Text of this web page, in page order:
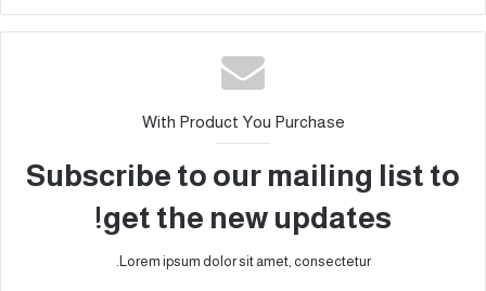
With Product You Purchase
Subscribe to our mailing list to
get the new updates!
Lorem ipsum dolor sit amet, consectetur.